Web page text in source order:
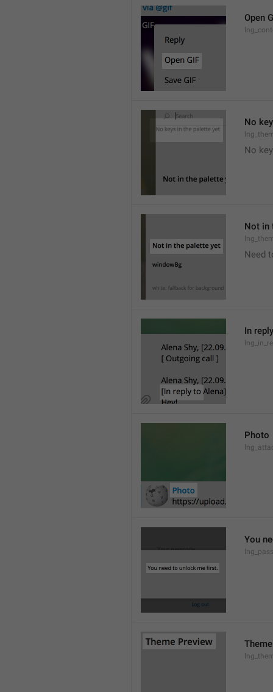
Open
No
No
Not in
Need
In
Photo
You